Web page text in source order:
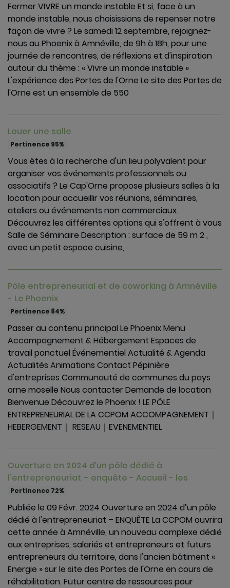
Fermer VIVRE un monde instable Et si, face à un
monde instable, nous choisissions de repenser notre
façon de vivre ? Le samedi 12 septembre, rejoignez-
nous au Phoenix à Amnéville, de 9h à 18h, pour une
journée de rencontres, de réflexions et d'inspiration
autour du thème : « Vivre un monde instable »
L'expérience des Portes de l'Orne Le site des Portes de
l'Orne est un ensemble de 550
Louer une salle
Pertinence 95%
Vous êtes à la recherche d'un lieu polyvalent pour
organiser vos événements professionnels ou
associatifs ? Le Cap'Orne propose plusieurs salles à la
location pour accueillir vos réunions, séminaires,
ateliers ou événements non commerciaux.
Découvrez les différentes options qui s'offrent à vous
Salle de Séminaire Description : surface de 59 m 2 ,
avec un petit espace cuisine,
Pôle entrepreneurial et de coworking à Amnéville​
- Le Phoenix
Pertinence 84%
Passer au contenu principal Le Phoenix Menu
Accompagnement & Hébergement Espaces de
travail ponctuel Événementiel Actualité & Agenda
Actualités Animations Contact Pépinière
d'entreprises Communauté de communes du pays
orne moselle Nous contacter Demande de location
Bienvenue Découvrez le Phoenix ! LE PÔLE
ENTREPRENEURIAL DE LA CCPOM ACCOMPAGNEMENT｜
HEBERGEMENT｜ RESEAU｜EVENEMENTIEL
Ouverture en 2024 d’un pôle dédié à
l'entrepreneuriat – enquête - Accueil - les
Pertinence 72%
Publiée le 09 Févr. 2024 Ouverture en 2024 d’un pôle
dédié à l'entrepreneuriat – ENQUÊTE La CCPOM ouvrira
cette année à Amnéville, un nouveau complexe dédié
aux entreprises, salariés et entrepreneurs et futurs
entrepreneurs du territoire, dans l'ancien bâtiment «
Energie » sur le site des Portes de l'Orne en cours de
réhabilitation. Futur centre de ressources pour